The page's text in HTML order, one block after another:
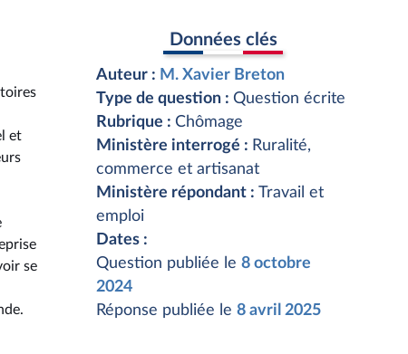
et
se
Données clés
Auteur : M. Xavier Breton
Type de question : Question écrite
Rubrique : Chômage
Ministère interrogé : Ruralité,
commerce et artisanat
Ministère répondant : Travail et
emploi
Dates :
Question publiée le 8 octobre
2024
Réponse publiée le 8 avril 2025